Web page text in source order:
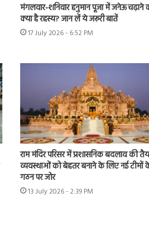
मंगलवार-शनिवार हनुमान पूजा में जनेऊ चढ़ाने
क्या है रहस्य? जान लें ये जरूरी बातें
17 July 2026 - 6:52 PM
राम मंदिर परिसर में प्रशासनिक बदलाव की
व्यवस्थाओं को बेहतर बनाने के लिए नई टीमों
गठन पर जोर
13 July 2026 - 2:39 PM